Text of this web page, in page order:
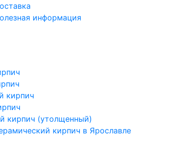
информация
кирпич
кирпич (утолщенный)
кирпич в Ярославле